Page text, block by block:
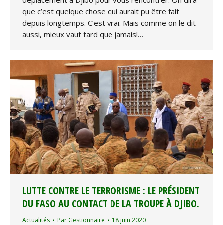
que c’est quelque chose qui aurait pu être fait
depuis longtemps. C’est vrai. Mais comme on le dit
aussi, mieux vaut tard que jamais!…
LUTTE CONTRE LE TERRORISME : LE PRÉSIDENT
DU FASO AU CONTACT DE LA TROUPE À DJIBO.
Actualités Par Gestionnaire 18 juin 2020